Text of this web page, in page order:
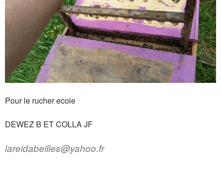
Pour le rucher ecole
DEWEZ B ET COLLA JF
lareidabeilles@yahoo.fr